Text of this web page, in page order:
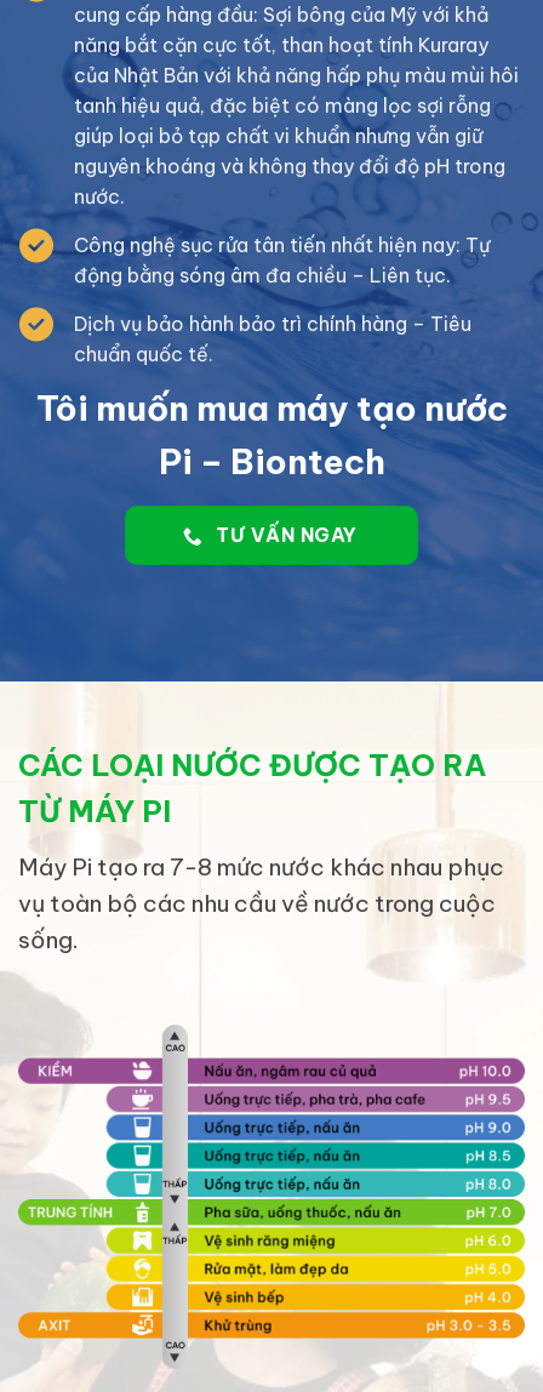
cung cấp hàng đầu: Sợi bông của Mỹ với khả
năng bắt cặn cực tốt, than hoạt tính Kuraray
của Nhật Bản với khả năng hấp phụ màu mùi hôi
tanh hiệu quả, đặc biệt có màng lọc sợi rỗng
giúp loại bỏ tạp chất vi khuẩn nhưng vẫn giữ
nguyên khoáng và không thay đổi độ pH trong
nước.
Công nghệ sục rửa tân tiến nhất hiện nay: Tự
động bằng sóng âm đa chiều – Liên tục.
Dịch vụ bảo hành bảo trì chính hàng – Tiêu
chuẩn quốc tế.
Tôi muốn mua máy tạo nước
Pi – Biontech
TƯ VẤN NGAY
CÁC LOẠI NƯỚC ĐƯỢC TẠO RA
TỪ MÁY PI
Máy Pi tạo ra 7-8 mức nước khác nhau phục
vụ toàn bộ các nhu cầu về nước trong cuộc
sống.